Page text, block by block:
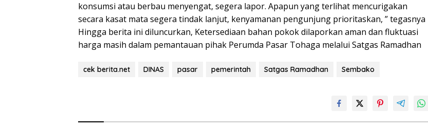
konsumsi atau berbau menyengat, segera lapor. Apapun yang terlihat mencurigakan
secara kasat mata segera tindak lanjut, kenyamanan pengunjung prioritaskan, ” tegasnya
Hingga berita ini diluncurkan, Ketersediaan bahan pokok dilaporkan aman dan fluktuasi
harga masih dalam pemantauan pihak Perumda Pasar Tohaga melalui Satgas Ramadhan
cek berita.net DINAS pasar pemerintah Satgas Ramadhan Sembako